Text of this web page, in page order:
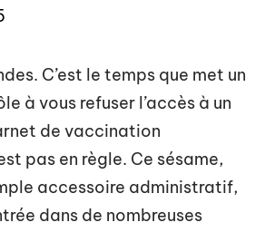
C’est le temps que met un
à vous refuser l’accès à un
de vaccination
pas en règle. Ce sésame,
accessoire administratif,
dans de nombreuses